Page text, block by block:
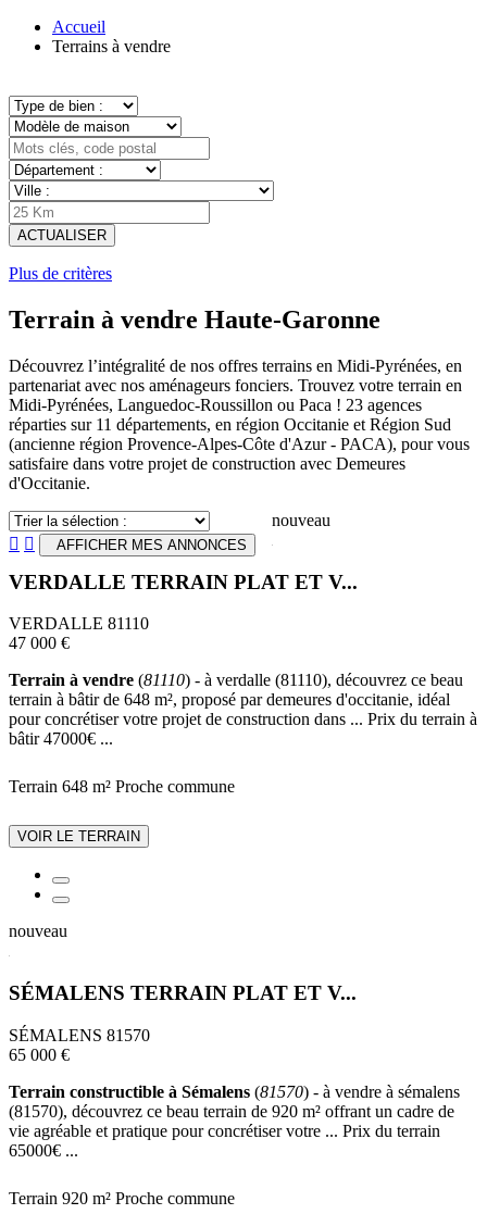
Accueil
Terrains à vendre
ACTUALISER
Plus de critères
Terrain à vendre Haute-Garonne
Découvrez l’intégralité de nos offres terrains en Midi-Pyrénées, en
partenariat avec nos aménageurs fonciers. Trouvez votre terrain en
Midi-Pyrénées, Languedoc-Roussillon ou Paca ! 23 agences
réparties sur 11 départements, en région Occitanie et Région Sud
(ancienne région Provence-Alpes-Côte d'Azur - PACA), pour vous
satisfaire dans votre projet de construction avec Demeures
d'Occitanie.
  AFFICHER MES ANNONCES
nouveau
VERDALLE TERRAIN PLAT ET V...
VERDALLE 81110
47 000 €
Terrain à vendre (81110) - à verdalle (81110), découvrez ce beau
terrain à bâtir de 648 m², proposé par demeures d'occitanie, idéal
pour concrétiser votre projet de construction dans ... Prix du terrain à
bâtir 47000€ ...
Terrain 648 m² Proche commune
VOIR LE TERRAIN
nouveau
SÉMALENS TERRAIN PLAT ET V...
SÉMALENS 81570
65 000 €
Terrain constructible à Sémalens (81570) - à vendre à sémalens
(81570), découvrez ce beau terrain de 920 m² offrant un cadre de
vie agréable et pratique pour concrétiser votre ... Prix du terrain
65000€ ...
Terrain 920 m² Proche commune